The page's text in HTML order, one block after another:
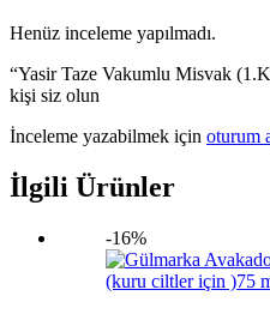
Henüz inceleme yapılmadı.
“Yasir Taze Vakumlu Misvak
kişi siz olun
İnceleme yazabilmek için oturum
İlgili Ürünler
-16%